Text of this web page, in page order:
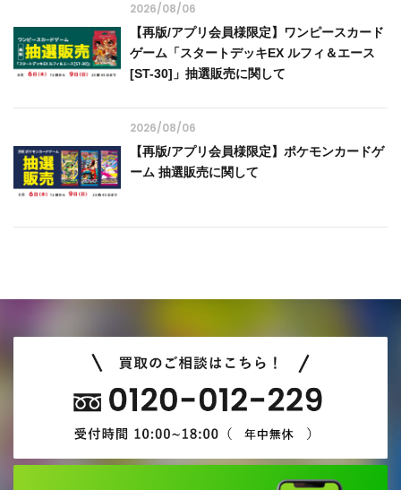
2026/08/06
【再版/アプリ会員様限定】ワンピースカード
ゲーム「スタートデッキEX ルフィ＆エース
[ST-30]」抽選販売に関して
2026/08/06
【再版/アプリ会員様限定】ポケモンカードゲ
ーム 抽選販売に関して